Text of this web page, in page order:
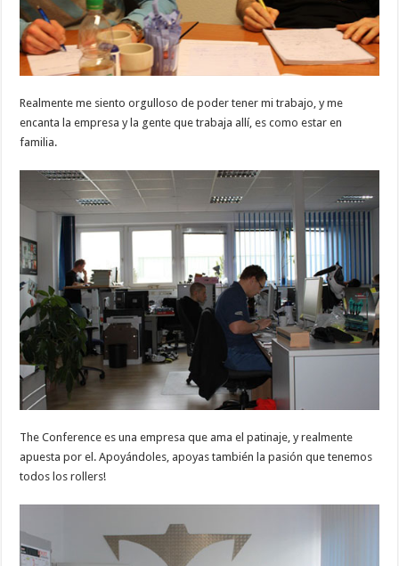
Realmente me siento orgulloso de poder tener mi trabajo, y me
encanta la empresa y la gente que trabaja allí, es como estar en
familia.
The Conference es una empresa que ama el patinaje, y realmente
apuesta por el. Apoyándoles, apoyas también la pasión que tenemos
todos los rollers!